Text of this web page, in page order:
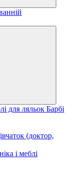
для ляльок Барбі
(доктор,
і меблі